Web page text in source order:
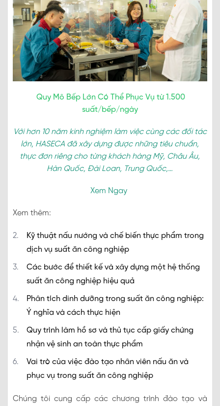
Quy Mô Bếp Lớn Có Thể Phục Vụ từ 1.500
suất/bếp/ngày
Với hơn 10 năm kinh nghiệm làm việc cùng các đối tác
lớn, HASECA đã xây dựng được những tiêu chuẩn,
thực đơn riêng cho từng khách hàng Mỹ, Châu Âu,
Hàn Quốc, Đài Loan, Trung Quốc,…
Xem Ngay
Xem thêm:
Kỹ thuật nấu nướng và chế biến thực phẩm trong
dịch vụ suất ăn công nghiệp
Các bước để thiết kế và xây dựng một hệ thống
suất ăn công nghiệp hiệu quả
Phân tích dinh dưỡng trong suất ăn công nghiệp:
Ý nghĩa và cách thực hiện
Quy trình làm hồ sơ và thủ tục cấp giấy chứng
nhận vệ sinh an toàn thực phẩm
Vai trò của việc đào tạo nhân viên nấu ăn và
phục vụ trong suất ăn công nghiệp
Chúng tôi cung cấp các chương trình đào tạo và